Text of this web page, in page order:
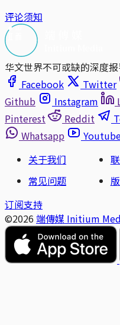
评论须知
华文世界不可或缺的深度
Facebook
Twitter
Github
Instagram
Pinterest
Reddit
Whatsapp
关于我们
常见问题
订阅支持
©2026 端傳媒 Initium